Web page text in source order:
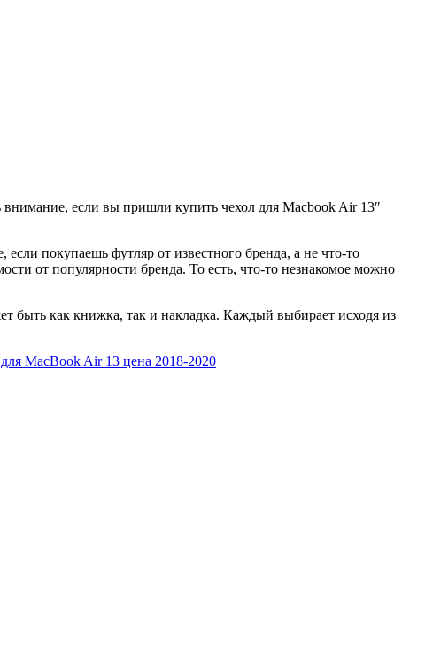
если вы пришли купить чехол для Macbook Air 13″
покупаешь футляр от известного бренда, а не что-то
от популярности бренда. То есть, что-то незнакомое можно
быть как книжка, так и накладка. Каждый выбирает исходя из
MacBook Air 13 цена 2018-2020